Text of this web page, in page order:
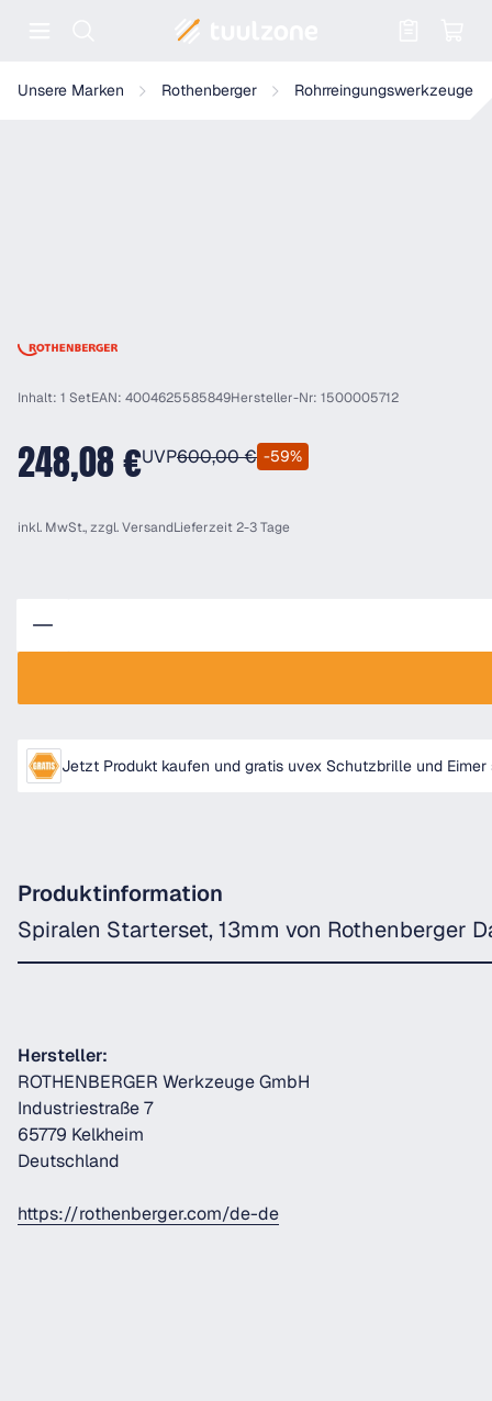
Unsere Marken Rothenberger Rohrreingungswerkzeuge
Rothenberger Spiralen Starterset, 13mm
Inhalt: 1 SetEAN: 4004625585849Hersteller-Nr: 1500005712
248,08 €UVP600,00 € -59%
inkl. MwSt., zzgl.VersandLieferzeit 2-3 Tage
Jetzt Produkt kaufen und gratis uvex Schutzbrille und Eimer
Produktinformation
Spiralen Starterset, 13mm von Rothenberger
Hersteller:
ROTHENBERGER Werkzeuge GmbH
Industriestraße 7
65779 Kelkheim
Deutschland
https://rothenberger.com/de-de